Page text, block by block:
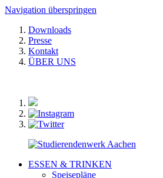
Navigation überspringen
Downloads
Presse
Kontakt
ÜBER UNS
ESSEN & TRINKEN
Speisepläne